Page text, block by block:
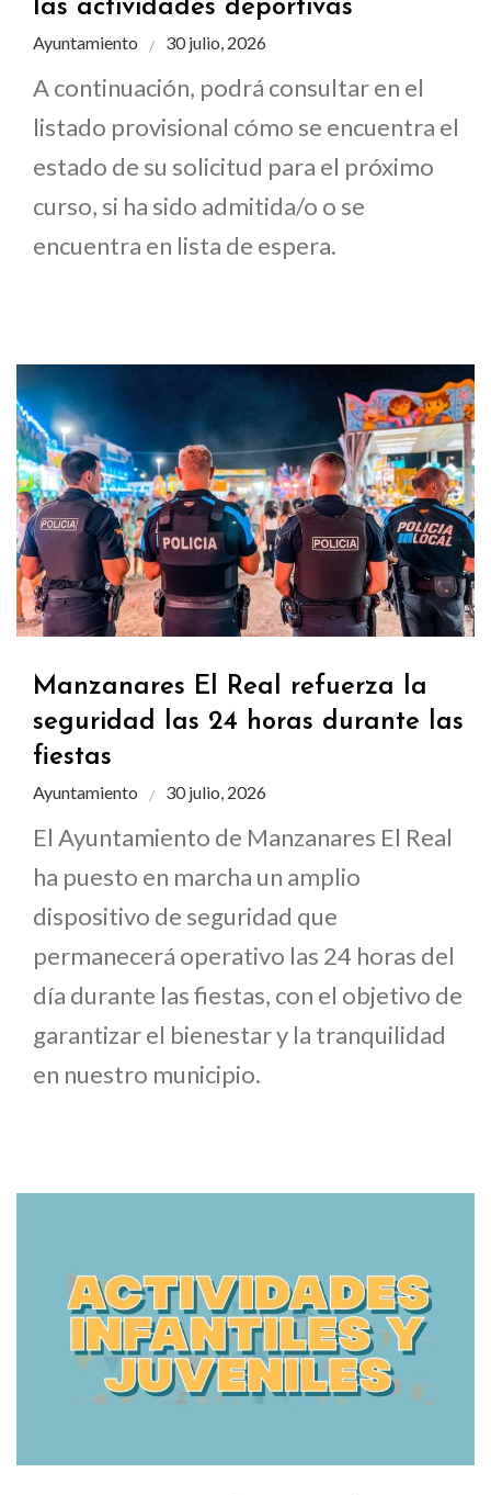
las actividades deportivas
Ayuntamiento 30 julio, 2026
A continuación, podrá consultar en el
listado provisional cómo se encuentra el
estado de su solicitud para el próximo
curso, si ha sido admitida/o o se
encuentra en lista de espera.
Manzanares El Real refuerza la
seguridad las 24 horas durante las
fiestas
Ayuntamiento 30 julio, 2026
El Ayuntamiento de Manzanares El Real
ha puesto en marcha un amplio
dispositivo de seguridad que
permanecerá operativo las 24 horas del
día durante las fiestas, con el objetivo de
garantizar el bienestar y la tranquilidad
en nuestro municipio.